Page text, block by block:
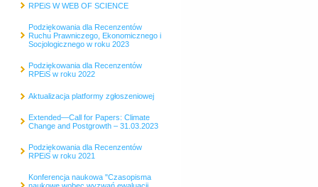
RPEiS W WEB OF SCIENCE
Podziękowania dla Recenzentów
Ruchu Prawniczego, Ekonomicznego i
Socjologicznego w roku 2023
Podziękowania dla Recenzentów
RPEiS w roku 2022
Aktualizacja platformy zgłoszeniowej
Extended—Call for Papers: Climate
Change and Postgrowth – 31.03.2023
Podziękowania dla Recenzentów
RPEiS w roku 2021
Konferencja naukowa "Czasopisma